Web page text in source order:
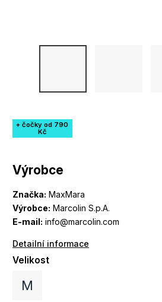
Výrobce
Značka: MaxMara
Výrobce: Marcolin S.p.A.
E-mail: info@marcolin.com
Detailní informace
+ čočky od 790
Kč
Velikost
M